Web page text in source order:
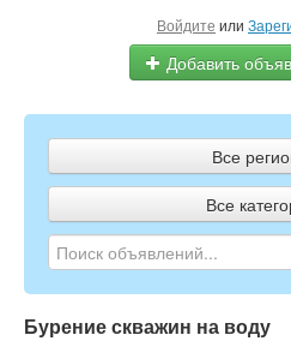
Войдите или
Добавить
Полистать
ТВ-
Все
Все
Бурение скважин на воду